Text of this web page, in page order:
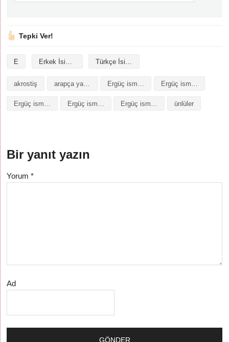
Tepki Ver!
E Erkek İsimleri Türkçe İsimler
akrostiş arapça yazılışı
Ergüç isminin baş harfleriyle şiir Ergüç isminin kökeni Ergüç isminin numerolojisi ünlüler
Bir yanıt yazın
Yorum*
Ad